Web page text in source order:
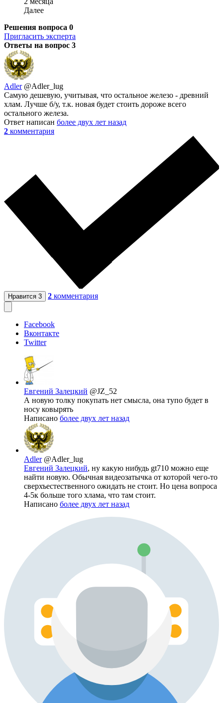
Далее
Решения вопроса 0
Пригласить эксперта
Ответы на вопрос 3
Adler @Adler_lug
Самую дешевую, учитывая, что остальное железо - древний
хлам. Лучше б/у, т.к. новая будет стоить дороже всего
остального железа.
Ответ написан более двух лет назад
2 комментария
Нравится 3 2 комментария
Facebook
Вконтакте
Twitter
Евгений Залецкий @JZ_52
А новую толку покупать нет смысла, она тупо будет в
носу ковырять
Написано более двух лет назад
Adler @Adler_lug
Евгений Залецкий, ну какую нибудь gt710 можно еще
найти новую. Обычная видеозатычка от которой чего-то
сверхъестественного ожидать не стоит. Но цена вопроса
4-5к больше того хлама, что там стоит.
Написано более двух лет назад